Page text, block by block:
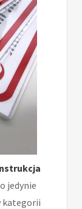
jedynie
kategorii